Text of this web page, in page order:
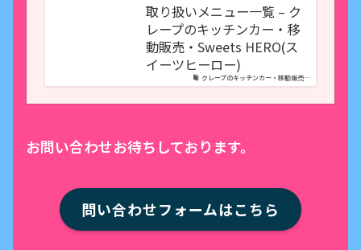
クレープのキッチンカー・移動販売…
取り扱いメニュー一覧 – ク
レープのキッチンカー・移
動販売・Sweets HERO(ス
イーツヒーロー)
お問い合わせお待ちしております。
問い合わせフォームはこちら